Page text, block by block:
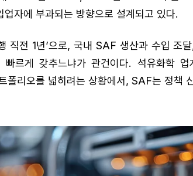
업자에 부과되는 방향으로 설계되고 있다.
직전 1년’으로, 국내 SAF 생산과 수입 조
르게 갖추느냐가 관건이다. 석유화학
폴리오를 넓히려는 상황에서, SAF는 정책